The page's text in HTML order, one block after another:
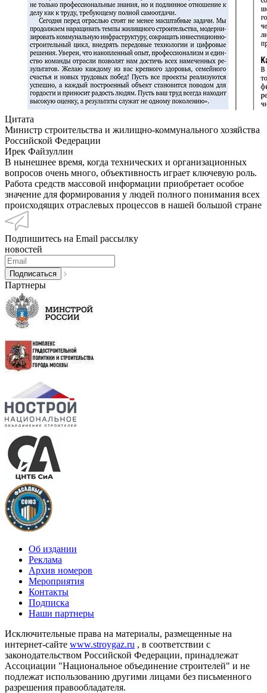
Цитата
Министр строительства и жилищно-коммунального хозяйства
Российской Федерации
Ирек Файзуллин
В нынешнее время, когда технических и организационных
вопросов очень много, объективность играет ключевую роль.
Работа средств массовой информации приобретает особое
значение для формирования у людей полного понимания всех
происходящих отраслевых процессов в нашей большой стране
Подпишитесь на Email рассылку
новостей
Партнеры
Об издании
Реклама
Архив номеров
Мероприятия
Контакты
Подписка
Наши партнеры
Исключительные права на материалы, размещенные на
интернет-сайте www.stroygaz.ru , в соответствии с
законодательством Российской Федерации, принадлежат
Ассоциации "Национальное объединение строителей" и не
подлежат использованию другими лицами без письменного
разрешения правообладателя.